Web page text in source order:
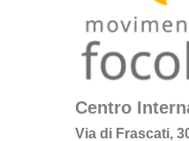
Centro
Via di Frascati,